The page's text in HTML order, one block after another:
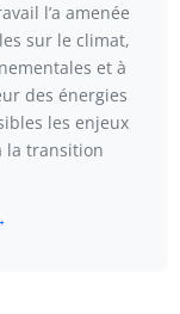
l’a amenée
sur le climat,
et à
des énergies
les enjeux
la transition